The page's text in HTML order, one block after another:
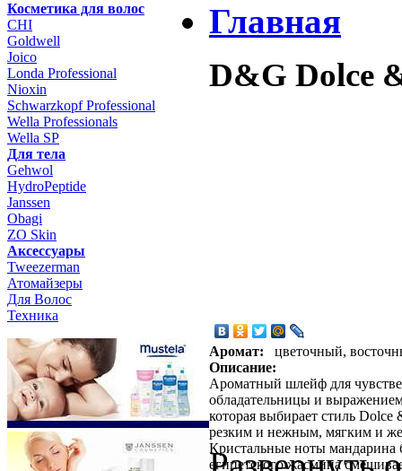
Косметика для волос
CHI
Goldwell
Joico
Londa Professional
Nioxin
Schwarzkopf Professional
Wella Professionals
Wella SP
Для тела
Gehwol
HydroPeptide
Janssen
Obagi
ZO Skin
Aксессуары
Tweezerman
Атомайзеры
Для Волос
Техника
Главная
D&G Dolce
Аромат:
цветочный,
Описание:
Ароматный шлейф для
обладательницы и
которая выбирает стиль
резким и нежным, мягким и
Кристальные ноты мандарина
египетского жасмина